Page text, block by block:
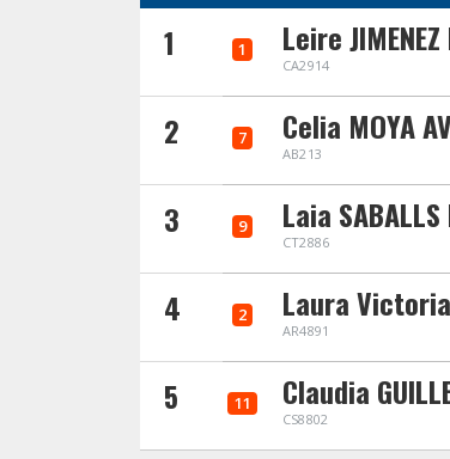
1 1 Leire JIMENEZ
CA2914
2 7 Celia MOYA
AB213
3 9 Laia SABALLS
CT2886
4 2 Laura Victoria
AR4891
5 11 Claudia
CS8802